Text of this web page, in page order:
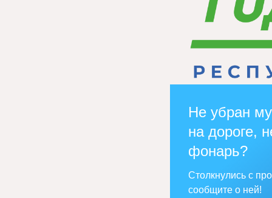
Не убран
на дороге,
фонарь?
Столкнулись с
сообщите о ней!